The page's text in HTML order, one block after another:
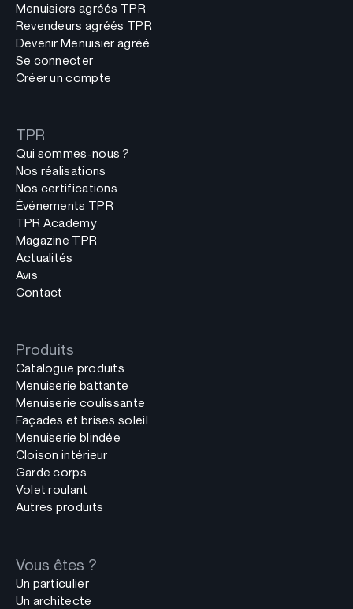
Menuisiers agréés TPR
Revendeurs agréés TPR
Devenir Menuisier agréé
Se connecter
Créer un compte
TPR
Qui sommes-nous ?
Nos réalisations
Nos certifications
Événements TPR
TPR Academy
Magazine TPR
Actualités
Avis
Contact
Produits
Catalogue produits
Menuiserie battante
Menuiserie coulissante
Façades et brises soleil
Menuiserie blindée
Cloison intérieur
Garde corps
Volet roulant
Autres produits
Vous êtes ?
Un particulier
Un architecte